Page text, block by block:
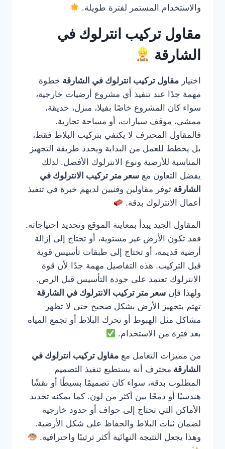
والاستخدام المستمر لفترة طويلة.
مقاول تركيب انترلوك في
الشارقة
اختيار مقاول تركيب انترلوك في الشارقة خطوة
مهمة جدًا عند تنفيذ أي مشروع أرضيات خارجية،
سواء كان المشروع خاصًا بفيلا، منزل، حديقة،
ممشى، موقف سيارات، أو مساحة تجارية.
فالمقاول المحترف لا يكتفي بتركيب البلاط فقط،
بل يخطط للعمل من البداية ويحدد طريقة التجهيز
المناسبة للأرضية ونوع الانترلوك الأفضل. لذلك
يفضل التعاون مع سعر متر تركيب الانترلوك في
الشارقة توفر مقاولين وفنيين لديهم خبرة في تنفيذ
أعمال الانترلوك بدقة.
المقاول الجيد يبدأ بمعاينة الموقع وتحديد احتياجاته.
فقد تكون الأرض غير مستوية، أو تحتاج إلى إزالة
أرضية قديمة، أو تحتاج إلى طبقات تأسيس قوية
قبل التركيب. هذه التفاصيل مهمة جدًا لأن قوة
الانترلوك تعتمد على جودة التأسيس قبل الرص.
ولهذا فإن سعر متر تركيب الانترلوك في الشارقة
تهتم بتجهيز الأرض بشكل صحيح حتى لا تظهر
مشاكل مثل الهبوط أو تحرك البلاط أو تجمع المياه
بعد فترة من الاستخدام.
من مميزات التعامل مع مقاول تركيب انترلوك في
الشارقة محترف أنه يستطيع تنفيذ التصميم
المطلوب بدقة، سواء كان تصميمًا بسيطًا أو نقشًا
هندسيًا أو دمجًا بين أكثر من لون. كما يمكنه تحديد
الأماكن التي تحتاج إلى حواف أو حدود خارجية
لضمان ثبات البلاط والحفاظ على شكل الأرضية.
وهذا يجعل النتيجة النهائية أكثر ترتيبًا واحترافية.